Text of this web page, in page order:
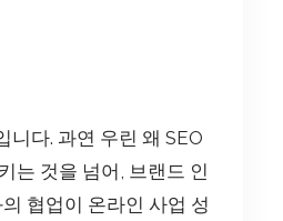
니다. 과연 우린 왜 SEO
는 것을 넘어, 브랜드 인
협업이 온라인 사업 성